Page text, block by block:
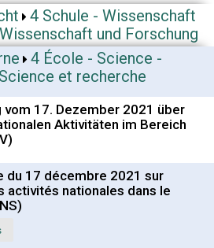
4 Schule - Wissenschaft
und Forschung
4 École - Science -
et recherche
17. Dezember 2021 über
Aktivitäten im Bereich
du 17 décembre 2021 sur
activités nationales dans le